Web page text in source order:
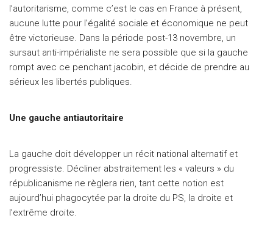
l’autoritarisme, comme c’est le cas en France à présent,
aucune lutte pour l’égalité sociale et économique ne peut
être victorieuse. Dans la période post-13 novembre, un
sursaut anti-impérialiste ne sera possible que si la gauche
rompt avec ce penchant jacobin, et décide de prendre au
sérieux les libertés publiques.
Une gauche antiautoritaire
La gauche doit développer un récit national alternatif et
progressiste. Décliner abstraitement les « valeurs » du
républicanisme ne règlera rien, tant cette notion est
aujourd’hui phagocytée par la droite du PS, la droite et
l’extrême droite.